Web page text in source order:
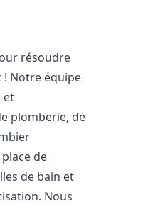
résoudre
! Notre équipe
et
plomberie, de
de
de bain et
Nous